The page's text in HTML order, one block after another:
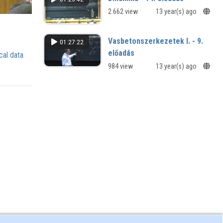
data
2 662 view 13 year(s) ago
01:27:22
Vasbetonszerkezetek I. - 9.
előadás
984 view 13 year(s) ago